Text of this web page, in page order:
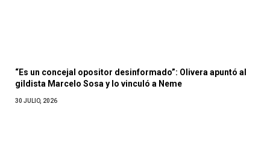
“Es un concejal opositor desinformado”: Olivera apuntó al
gildista Marcelo Sosa y lo vinculó a Neme
30 JULIO, 2026